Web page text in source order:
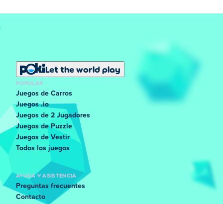
Let the world play
POPULAR
Juegos de Carros
Juegos .io
Juegos de 2 Jugadores
Juegos de Puzzle
Juegos de Vestir
Todos los juegos
AYUDA Y ASISTENCIA
Preguntas frecuentes
Contacto